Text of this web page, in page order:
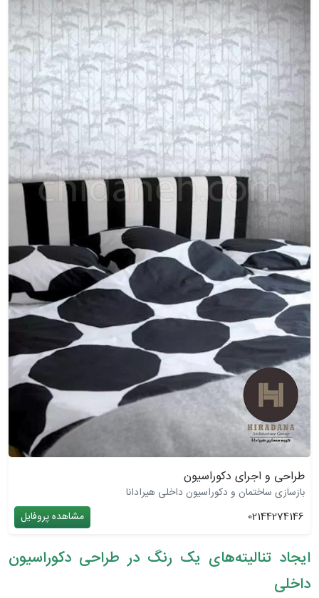
طراحی و اجرای دکوراسیون
بازسازی ساختمان و دکوراسیون داخلی هیرادانا
02144274146
مشاهده پروفایل
ایجاد تنالیته‌های یک رنگ در طراحی دکوراسیون
داخلی